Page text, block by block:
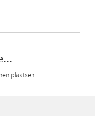
plaatsen.